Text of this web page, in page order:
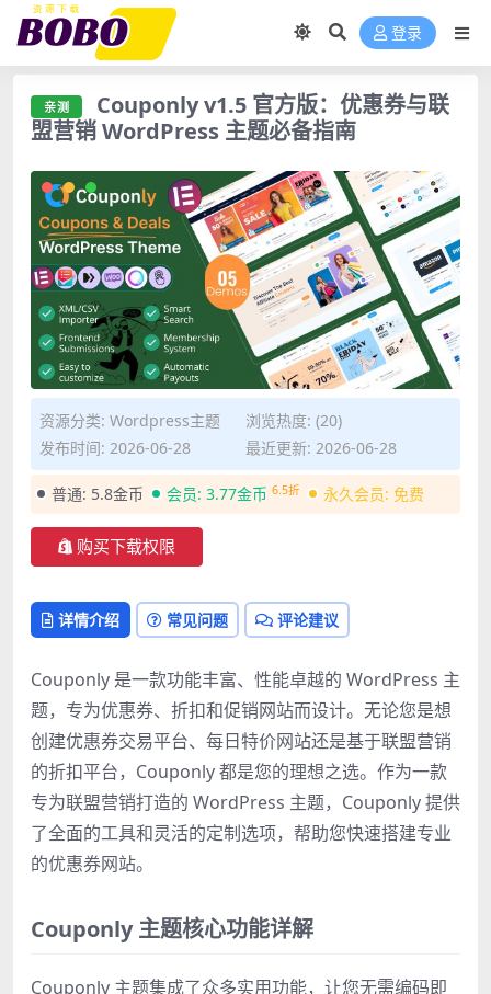
登录
亲测
Couponly v1.5 官方版：优惠券与联
盟营销 WordPress 主题必备指南
资源分类: Wordpress主题
浏览热度: (20)
发布时间: 2026-06-28
最近更新: 2026-06-28
普通: 5.8金币 会员: 3.77金币 6.5折 永久会员: 免费
购买下载权限
详情介绍 常见问题 评论建议
Couponly 是一款功能丰富、性能卓越的 WordPress 主
题，专为优惠券、折扣和促销网站而设计。无论您是想
创建优惠券交易平台、每日特价网站还是基于联盟营销
的折扣平台，Couponly 都是您的理想之选。作为一款
专为联盟营销打造的 WordPress 主题，Couponly 提供
了全面的工具和灵活的定制选项，帮助您快速搭建专业
的优惠券网站。
Couponly 主题核心功能详解
Couponly 主题集成了众多实用功能，让您无需编码即